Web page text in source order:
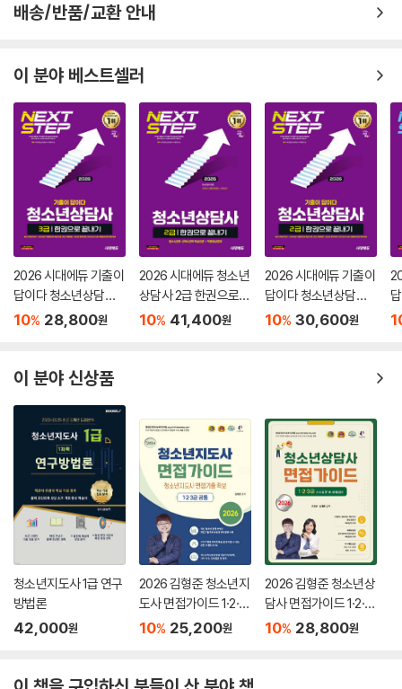
배송/반품/교환 안내
이 분야 베스트셀러
2026 시대에듀 기출이
답이다 청소년상담사 3
급 한권으로 끝내기
10% 28,800원
2026 시대에듀 청소년
상담사 2급 한권으로
끝내기
10% 41,400원
2026 시대에듀 기출이
답이다 청소년상담사 2
급 한권으로 끝내기
10% 30,600원
이 분야 신상품
청소년지도사 1급 연구
방법론
42,000원
2026 김형준 청소년지
도사 면접가이드 1·2·3
급
10% 25,200원
2026 김형준 청소년상
담사 면접가이드 1·2·3
급 사례질문 및 모범답
10% 28,800원